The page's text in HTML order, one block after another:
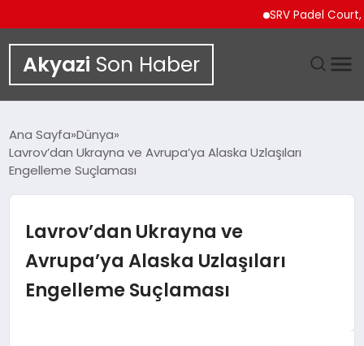
SRV Padel Court,
Akyazi Son Haber
SIYASET
SPOR
Ana Sayfa Dünya
Lavrov’dan Ukrayna ve Avrupa’ya Alaska Uzlaşıları
Engelleme Suçlaması
Lavrov’dan Ukrayna ve
Avrupa’ya Alaska Uzlaşıları
Engelleme Suçlaması